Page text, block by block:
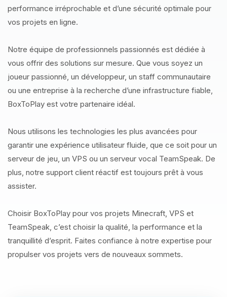
performance irréprochable et d’une sécurité optimale pour
vos projets en ligne.
Notre équipe de professionnels passionnés est dédiée à
vous offrir des solutions sur mesure. Que vous soyez un
joueur passionné, un développeur, un staff communautaire
ou une entreprise à la recherche d’une infrastructure fiable,
BoxToPlay est votre partenaire idéal.
Nous utilisons les technologies les plus avancées pour
garantir une expérience utilisateur fluide, que ce soit pour un
serveur de jeu, un VPS ou un serveur vocal TeamSpeak. De
plus, notre support client réactif est toujours prêt à vous
assister.
Choisir BoxToPlay pour vos projets Minecraft, VPS et
TeamSpeak, c’est choisir la qualité, la performance et la
tranquillité d’esprit. Faites confiance à notre expertise pour
propulser vos projets vers de nouveaux sommets.